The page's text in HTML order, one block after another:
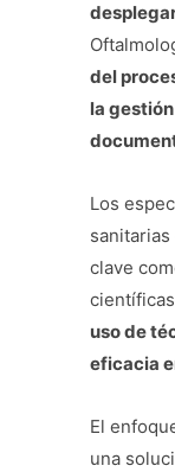
del
la
Los
clave
uso de
eficacia
El
una